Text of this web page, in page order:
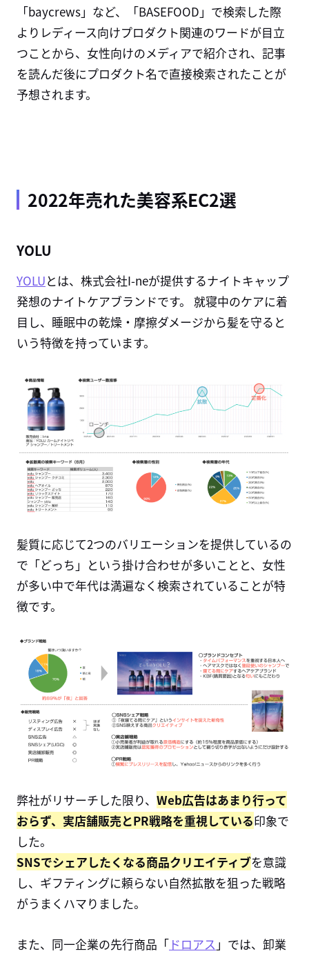
「baycrews」など、「BASEFOOD」で検索した際
よりレディース向けプロダクト関連のワードが目立
つことから、女性向けのメディアで紹介され、記事
を読んだ後にプロダクト名で直接検索されたことが
予想されます。
2022年売れた美容系EC2選
YOLU
YOLUとは、株式会社I-neが提供するナイトキャップ
発想のナイトケアブランドです。 就寝中のケアに着
目し、睡眠中の乾燥・摩擦ダメージから髪を守ると
いう特徴を持っています。
髪質に応じて2つのバリエーションを提供しているの
で「どっち」という掛け合わせが多いことと、女性
が多い中で年代は満遍なく検索されていることが特
徴です。
弊社がリサーチした限り、 Web広告はあまり行って
おらず、実店舗販売とPR戦略を重視している印象で
した。
SNSでシェアしたくなる商品クリエイティブを意識
し、ギフティングに頼らない自然拡散を狙った戦略
がうまくハマりました。
また、同一企業の先行商品「 ドロアス 」では、卸業